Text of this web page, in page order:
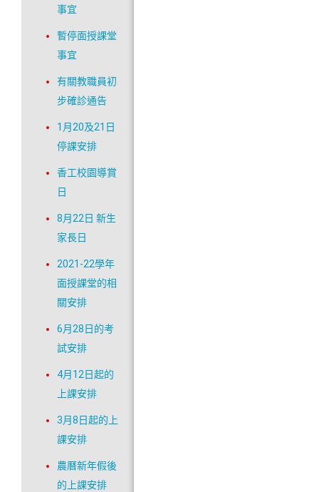
事宜
暫停面授課堂
事宜
有關教職員初
步確診通告
1月20及21日
停課安排
香工校園導賞
日
8月22日 新生
家長日
2021-22學年
面授課堂的相
關安排
6月28日的考
試安排
4月12日起的
上課安排
3月8日起的上
課安排
農曆新年假後
的上課安排